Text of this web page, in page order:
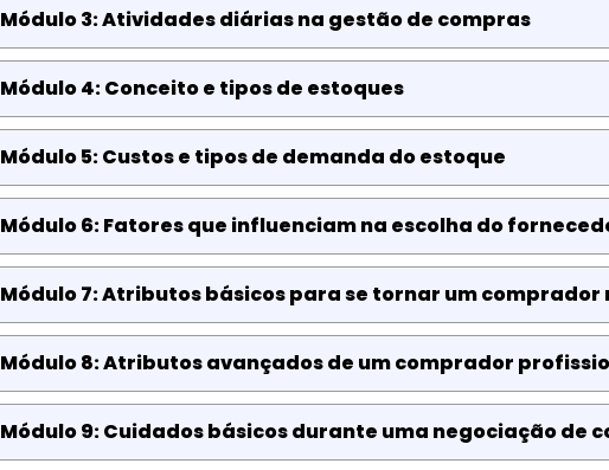
Módulo 3: Atividades diárias na gestão de compras
Módulo 4: Conceito e tipos de estoques
Módulo 5: Custos e tipos de demanda do estoque
Módulo 6: Fatores que influenciam na escolha do
Módulo 7: Atributos básicos para se tornar um comprador
Módulo 8: Atributos avançados de um comprador
Módulo 9: Cuidados básicos durante uma negociação de